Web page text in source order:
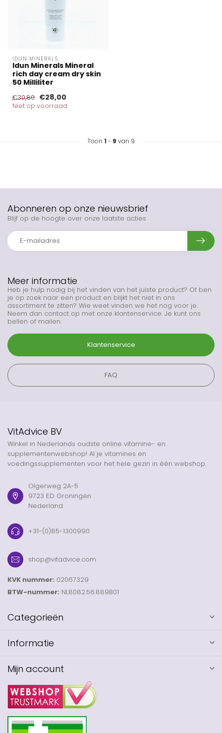
IDUN MINERALS
Idun Minerals Mineral
rich day cream dry skin
50 Milliliter
€30,80 €28,00
Niet op voorraad
Toon 1 - 9 van 9
Meer informatie
Heb je hulp nodig bij het vinden van het juiste product? Of ben
je op zoek naar een product en blijkt het niet in ons
assortiment te zitten? Wie weet vinden we het nog voor je.
Neem dan contact op met onze klantenservice. Je kunt ons
bellen of mailen.
Klantenservice
FAQ
Abonneren op onze nieuwsbrief
Blijf op de hoogte over onze laatste acties
VitAdvice BV
Winkel in Nederlands oudste online vitamine- en
supplementenwebshop! Al je vitamines en
voedingssupplementen voor het hele gezin in één webshop.
Olgerweg 2A-5
9723 ED Groningen
Nederland
+31-(0)85-1300990
shop@vitadvice.com
KVK nummer: 02067329
BTW-nummer: NL8082.56.889B01
Categorieën
Informatie
Mijn account